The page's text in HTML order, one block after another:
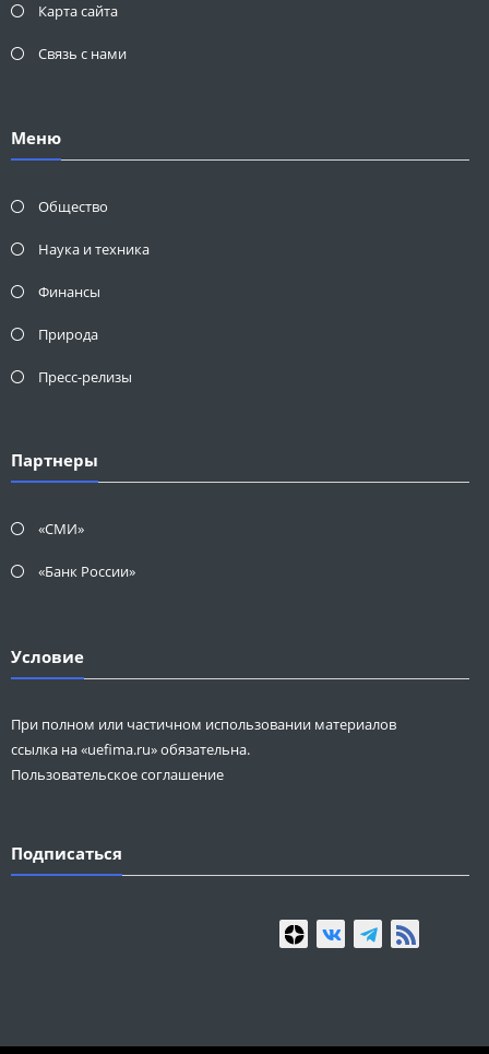
Карта сайта
Связь с нами
Меню
Общество
Наука и техника
Финансы
Природа
Пресс-релизы
Партнеры
«СМИ»
«Банк России»
Условие
При полном или частичном использовании материалов
ссылка на «uefima.ru» обязательна.
Пользовательское соглашение
Подписаться